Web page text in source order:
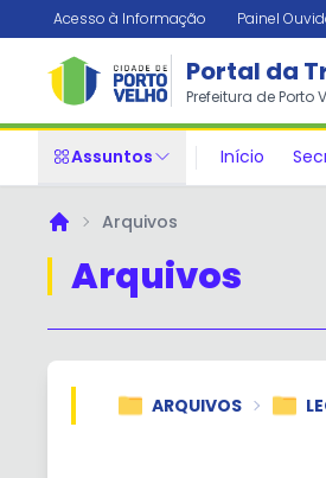
Acesso à Informação Painel
Portal da
Prefeitura de Porto
Assuntos Início
PrincipalArquivos
Arquivos
ARQUIVOS